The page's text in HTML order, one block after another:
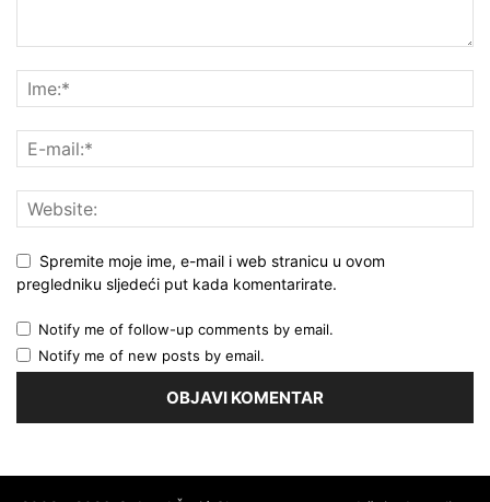
Spremite moje ime, e-mail i web stranicu u ovom
pregledniku sljedeći put kada komentarirate.
Notify me of follow-up comments by email.
Notify me of new posts by email.